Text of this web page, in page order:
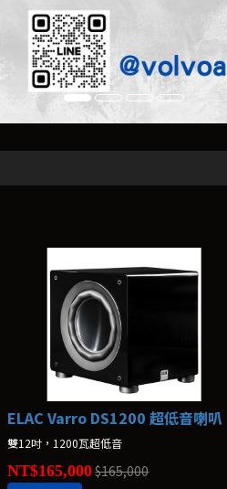
ELAC Varro DS1200 超低音喇叭
雙12吋，1200瓦超低音
NT$165,000$165,000